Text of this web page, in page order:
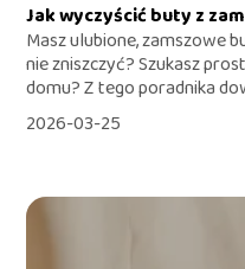
Jak wyczyścić buty z
Masz ulubione, zamszowe
nie zniszczyć? Szukasz
domu? Z tego poradnika
2026-03-25